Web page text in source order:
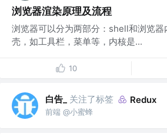
浏览器渲染原理及流程
浏览器可以分为两部分：shell和浏览
壳，如工具栏，菜单等，内核是...
10
白告_ 关注了标签 Redux
前端 @小蜜蜂